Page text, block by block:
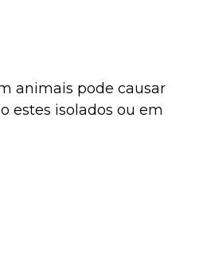
animais pode causar
estes isolados ou em